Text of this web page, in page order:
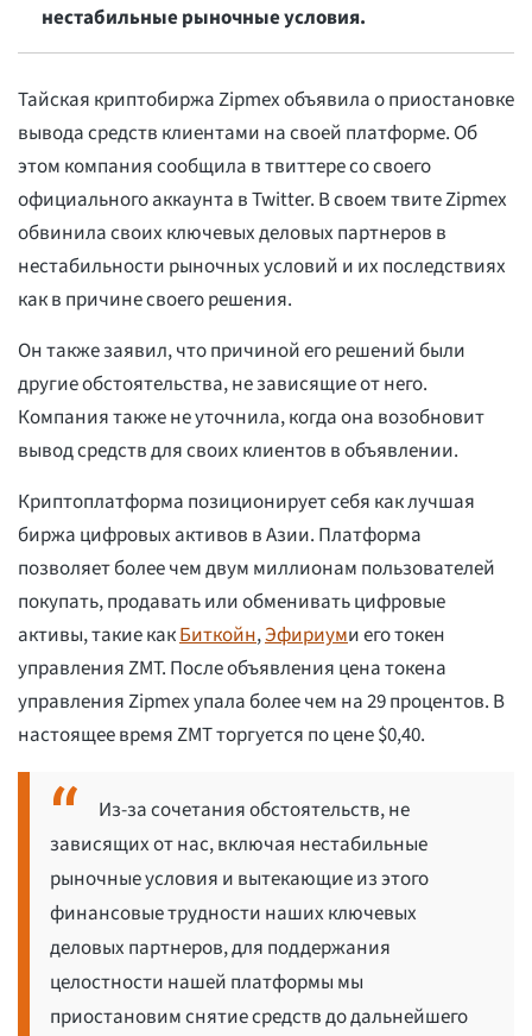
нестабильные рыночные условия.
Тайская криптобиржа Zipmex объявила о приостановке
вывода средств клиентами на своей платформе. Об
этом компания сообщила в твиттере со своего
официального аккаунта в Twitter. В своем твите Zipmex
обвинила своих ключевых деловых партнеров в
нестабильности рыночных условий и их последствиях
как в причине своего решения.
Он также заявил, что причиной его решений были
другие обстоятельства, не зависящие от него.
Компания также не уточнила, когда она возобновит
вывод средств для своих клиентов в объявлении.
Криптоплатформа позиционирует себя как лучшая
биржа цифровых активов в Азии. Платформа
позволяет более чем двум миллионам пользователей
покупать, продавать или обменивать цифровые
активы, такие какБиткойн,Эфириуми его токен
управления ZMT. После объявления цена токена
управления Zipmex упала более чем на 29 процентов. В
настоящее время ZMT торгуется по цене $0,40.
Из-за сочетания обстоятельств, не
зависящих от нас, включая нестабильные
рыночные условия и вытекающие из этого
финансовые трудности наших ключевых
деловых партнеров, для поддержания
целостности нашей платформы мы
приостановим снятие средств до дальнейшего